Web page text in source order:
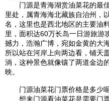
门源是青海湖赏油菜花的最
里处，属青海海北藏族自治州 ，
名，这里也是西北地区的主要油料
里，面积达60万长岛一日游旅游
撼力，浩瀚广博，宛如金黄的大
所以站在河岸上向两边看，铺天
淌，这种景色就像镶了两道金边
映。
门源油菜花门票价格是多少
想来门源看油菜花是需要门